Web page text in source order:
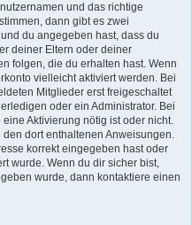
und das richtige
dann gibt es zwei
du angegeben hast, dass du
deiner Eltern oder deiner
folgen, die du erhalten hast. Wenn
vielleicht aktiviert werden. Bei
Mitglieder erst freigeschaltet
oder ein Administrator. Bei
Aktivierung nötig ist oder nicht.
dort enthaltenen Anweisungen.
korrekt eingegeben hast oder
wurde. Wenn du dir sicher bist,
wurde, dann kontaktiere einen